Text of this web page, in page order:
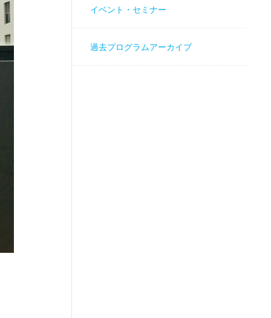
イベント・セミナー
過去プログラムアーカイブ